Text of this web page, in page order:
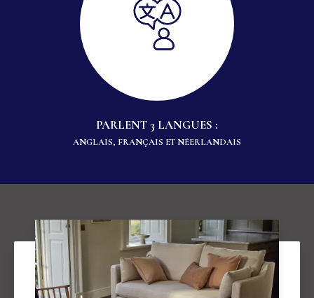
PARLENT 3 LANGUES :
ANGLAIS, FRANÇAIS ET NÉERLANDAIS